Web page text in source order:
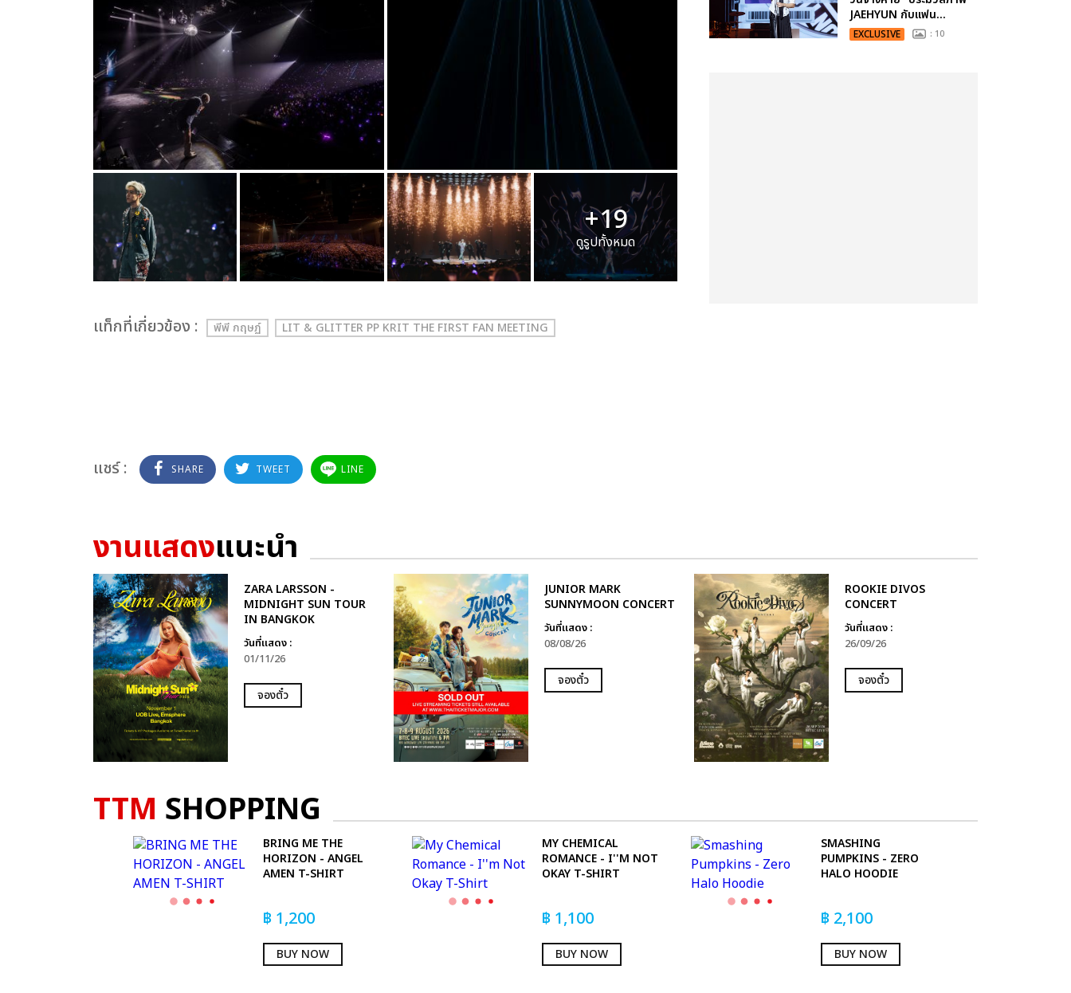
+19
ดูรูปทั้งหมด
เเท็กที่เกี่ยวข้อง : พีพี กฤษฏ์ LIT & GLITTER PP KRIT THE FIRST FAN MEETING
แชร์ : SHARE TWEET LINE
JAEHYUN กับแฟน...
EXCLUSIVE : 10
งานแสดงแนะนำ
ZARA LARSSON -
MIDNIGHT SUN TOUR
IN BANGKOK
วันที่แสดง :
01/11/26
จองตั๋ว
JUNIOR MARK
SUNNYMOON CONCERT
วันที่แสดง :
08/08/26
จองตั๋ว
ROOKIE DIVOS
CONCERT
วันที่แสดง :
26/09/26
จองตั๋ว
TTM SHOPPING
BRING ME THE
HORIZON - ANGEL
AMEN T-SHIRT
฿ 1,200
BUY NOW
MY CHEMICAL
ROMANCE - I''M NOT
OKAY T-SHIRT
฿ 1,100
BUY NOW
SMASHING
PUMPKINS - ZERO
HALO HOODIE
฿ 2,100
BUY NOW